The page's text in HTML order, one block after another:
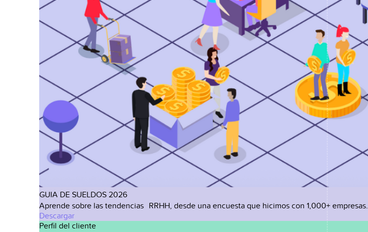
GUIA DE SUELDOS 2026
Aprende sobre las tendencias RRHH, desde una encuesta que hicimos con 1,000+ empresas.
Descargar
Perfil del cliente